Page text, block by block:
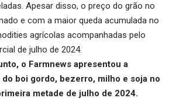
Apesar disso, o preço do grão no
e com a maior queda acumulada no
agrícolas acompanhadas pelo
de julho de 2024.
o Farmnews apresentou a
boi gordo, bezerro, milho e soja no
metade de julho de 2024.